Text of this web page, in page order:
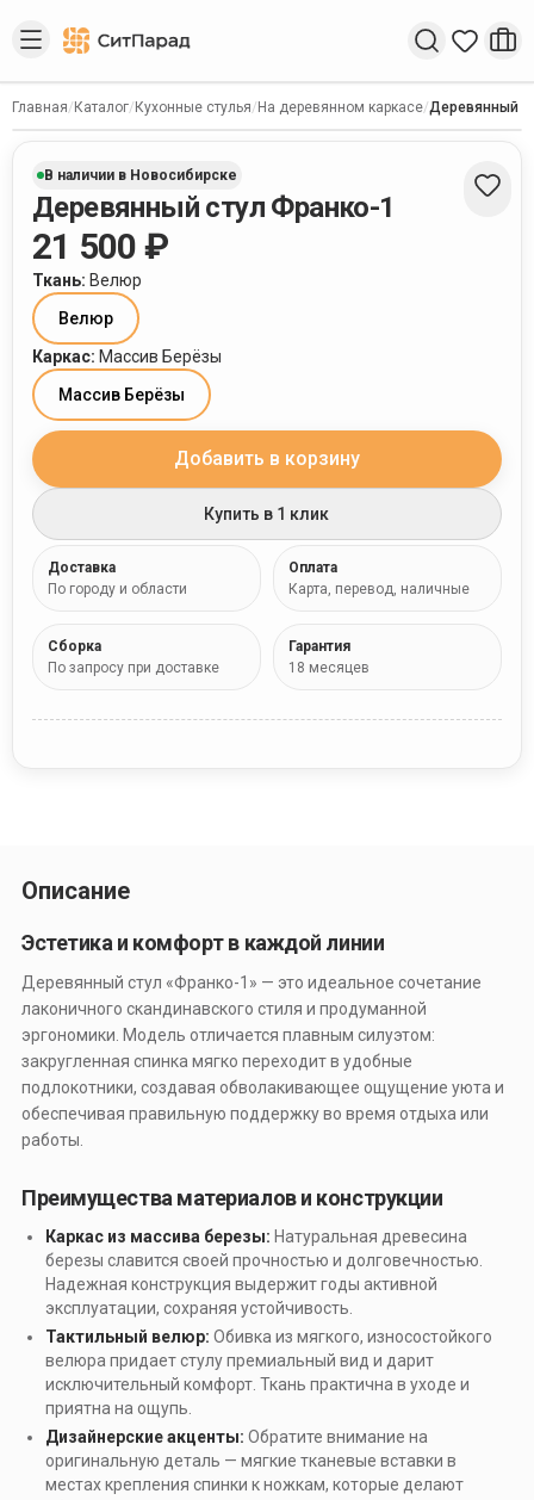
Введите запрос
Главная/ Каталог/ Кухонные стулья/ На деревянном каркасе/Деревянный
В наличии в Новосибирске
Деревянный стул Франко-1
21 500 ₽
Ткань: Велюр
Велюр
Каркас: Массив Берёзы
Массив Берёзы
Добавить в корзину
Купить в 1 клик
Доставка
По городу и области
Оплата
Карта, перевод, наличные
Сборка
По запросу при доставке
Гарантия
18 месяцев
Описание
Эстетика и комфорт в каждой линии
Деревянный стул «Франко-1» — это идеальное сочетание
лаконичного скандинавского стиля и продуманной
эргономики. Модель отличается плавным силуэтом:
закругленная спинка мягко переходит в удобные
подлокотники, создавая обволакивающее ощущение уюта и
обеспечивая правильную поддержку во время отдыха или
работы.
Преимущества материалов и конструкции
Каркас из массива березы: Натуральная древесина
березы славится своей прочностью и долговечностью.
Надежная конструкция выдержит годы активной
эксплуатации, сохраняя устойчивость.
Тактильный велюр: Обивка из мягкого, износостойкого
велюра придает стулу премиальный вид и дарит
исключительный комфорт. Ткань практична в уходе и
приятна на ощупь.
Дизайнерские акценты: Обратите внимание на
оригинальную деталь — мягкие тканевые вставки в
местах крепления спинки к ножкам, которые делают